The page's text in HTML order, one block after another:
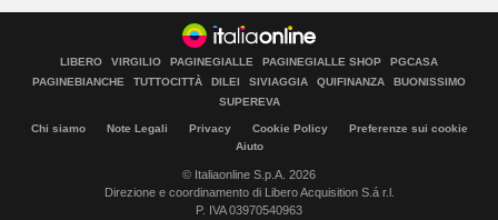
LIBERO VIRGILIO PAGINEGIALLE PAGINEGIALLE SHOP
PGCASA
PAGINEBIANCHE
TUTTOCITTÀ DILEI SIVIAGGIA QUIFINANZA
BUONISSIMO
SUPEREVA
Chi siamo Note Legali Privacy Cookie Policy
Preferenze sui cookie
Aiuto
© Italiaonline S.p.A. 2026
Direzione e coordinamento di Libero Acquisition S.á r.l.
P. IVA 03970540963